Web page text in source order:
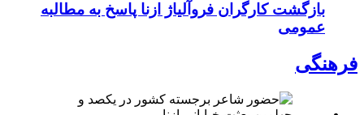
بازگشت کارگران فروآلیاژ ازنا پاسخ به مطالبه
عمومی
فرهنگی